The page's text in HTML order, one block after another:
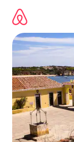
directement
contenu